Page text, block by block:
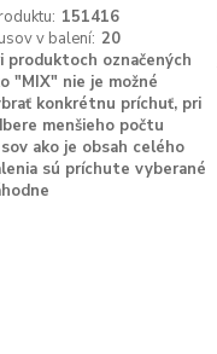
151416
v balení: 20
produktoch označených
"MIX" nie je možné
konkrétnu príchuť, pri
menšieho počtu
ako je obsah celého
sú príchute vyberané